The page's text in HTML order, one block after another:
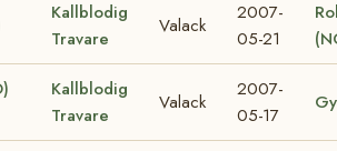
Kallblodig
Travare
Valack
2007-
05-21
Kallblodig
Travare
Valack
2007-
05-17